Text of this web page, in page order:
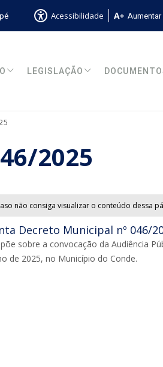
Acessibilidade
LEGISLAÇÃO
2025
não consiga visualizar o conteúdo dessa
Decreto Municipal nº 046/
sobre a convocação da Audiência
de 2025, no Município do Conde.